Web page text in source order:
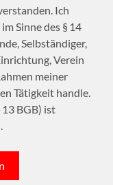
Ich
Sinne des § 14
Selbständiger,
Verein
meiner
Tätigkeit handle.
BGB) ist